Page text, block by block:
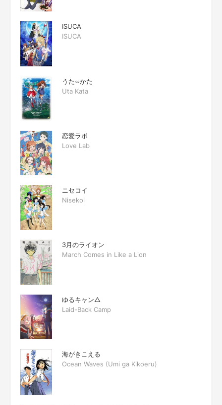
ISUCA
ISUCA
うた∽かた
Uta Kata
恋愛ラボ
Love Lab
ニセコイ
Nisekoi
3月のライオン
March Comes in Like a Lion
ゆるキャン△
Laid-Back Camp
海がきこえる
Ocean Waves (Umi ga Kikoeru)